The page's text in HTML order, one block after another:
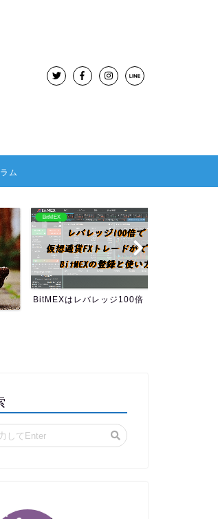
ム
BitMEX
BitMEXはレバレッジ100倍